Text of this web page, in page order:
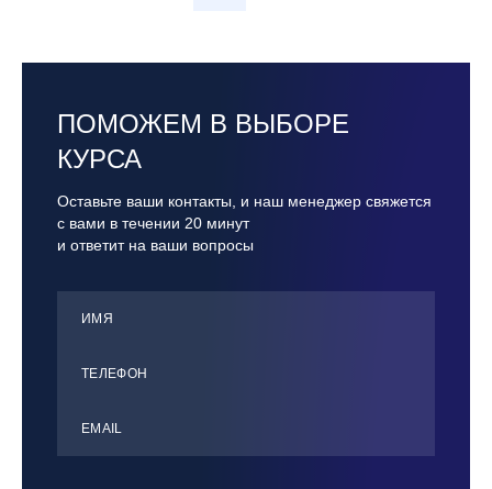
ПОМОЖЕМ В ВЫБОРЕ
КУРСА
Оставьте ваши контакты, и наш менеджер свяжется
с вами в течении 20 минут
и ответит на ваши вопросы
ИМЯ
ТЕЛЕФОН
ЕMАIL